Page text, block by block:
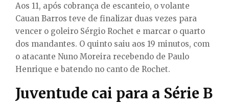
Aos 11, após cobrança de escanteio, o volante
Cauan Barros teve de finalizar duas vezes para
vencer o goleiro Sérgio Rochet e marcar o quarto
dos mandantes. O quinto saiu aos 19 minutos, com
o atacante Nuno Moreira recebendo de Paulo
Henrique e batendo no canto de Rochet.
Juventude cai para a Série B